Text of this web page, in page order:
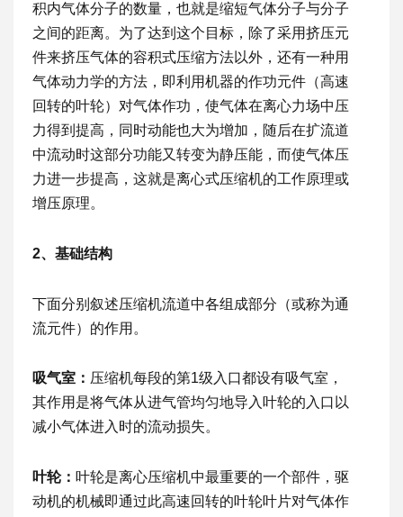
积内气体分子的数量，也就是缩短气体分子与分子
之间的距离。为了达到这个目标，除了采用挤压元
件来挤压气体的容积式压缩方法以外，还有一种用
气体动力学的方法，即利用机器的作功元件（高速
回转的叶轮）对气体作功，使气体在离心力场中压
力得到提高，同时动能也大为增加，随后在扩流道
中流动时这部分功能又转变为静压能，而使气体压
力进一步提高，这就是离心式压缩机的工作原理或
增压原理。
2、基础结构
下面分别叙述压缩机流道中各组成部分（或称为通
流元件）的作用。
吸气室： 压缩机每段的第1级入口都设有吸气室，
其作用是将气体从进气管均匀地导入叶轮的入口以
减小气体进入时的流动损失。
叶轮： 叶轮是离心压缩机中最重要的一个部件，驱
动机的机械即通过此高速回转的叶轮叶片对气体作